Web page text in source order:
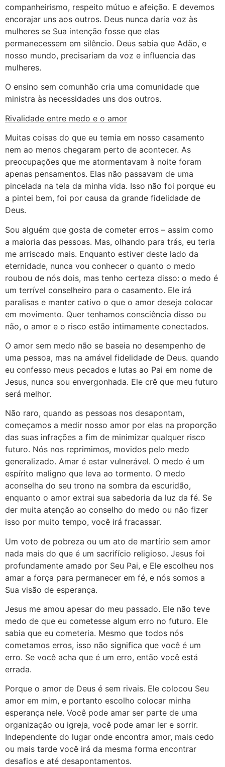
companheirismo, respeito mútuo e afeição. E devemos
encorajar uns aos outros. Deus nunca daria voz às
mulheres se Sua intenção fosse que elas
permanecessem em silêncio. Deus sabia que Adão, e
nosso mundo, precisariam da voz e influencia das
mulheres.
O ensino sem comunhão cria uma comunidade que
ministra às necessidades uns dos outros.
Rivalidade entre medo e o amor
Muitas coisas do que eu temia em nosso casamento
nem ao menos chegaram perto de acontecer. As
preocupações que me atormentavam à noite foram
apenas pensamentos. Elas não passavam de uma
pincelada na tela da minha vida. Isso não foi porque eu
a pintei bem, foi por causa da grande fidelidade de
Deus.
Sou alguém que gosta de cometer erros – assim como
a maioria das pessoas. Mas, olhando para trás, eu teria
me arriscado mais. Enquanto estiver deste lado da
eternidade, nunca vou conhecer o quanto o medo
roubou de nós dois, mas tenho certeza disso: o medo é
um terrível conselheiro para o casamento. Ele irá
paralisas e manter cativo o que o amor deseja colocar
em movimento. Quer tenhamos consciência disso ou
não, o amor e o risco estão intimamente conectados.
O amor sem medo não se baseia no desempenho de
uma pessoa, mas na amável fidelidade de Deus. quando
eu confesso meus pecados e lutas ao Pai em nome de
Jesus, nunca sou envergonhada. Ele crê que meu futuro
será melhor.
Não raro, quando as pessoas nos desapontam,
começamos a medir nosso amor por elas na proporção
das suas infrações a fim de minimizar qualquer risco
futuro. Nós nos reprimimos, movidos pelo medo
generalizado. Amar é estar vulnerável. O medo é um
espírito maligno que leva ao tormento. O medo
aconselha do seu trono na sombra da escuridão,
enquanto o amor extrai sua sabedoria da luz da fé. Se
der muita atenção ao conselho do medo ou não fizer
isso por muito tempo, você irá fracassar.
Um voto de pobreza ou um ato de martírio sem amor
nada mais do que é um sacrifício religioso. Jesus foi
profundamente amado por Seu Pai, e Ele escolheu nos
amar a força para permanecer em fé, e nós somos a
Sua visão de esperança.
Jesus me amou apesar do meu passado. Ele não teve
medo de que eu cometesse algum erro no futuro. Ele
sabia que eu cometeria. Mesmo que todos nós
cometamos erros, isso não significa que você é um
erro. Se você acha que é um erro, então você está
errada.
Porque o amor de Deus é sem rivais. Ele colocou Seu
amor em mim, e portanto escolho colocar minha
esperança nele. Você pode amar ser parte de uma
organização ou igreja, você pode amar ler e sorrir.
Independente do lugar onde encontra amor, mais cedo
ou mais tarde você irá da mesma forma encontrar
desafios e até desapontamentos.